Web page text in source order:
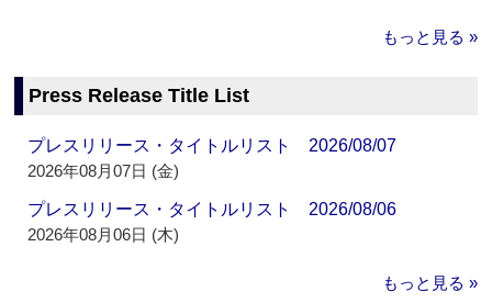
もっと見る »
Press Release Title List
プレスリリース・タイトルリスト 2026/08/07
2026年08月07日 (金)
プレスリリース・タイトルリスト 2026/08/06
2026年08月06日 (木)
もっと見る »